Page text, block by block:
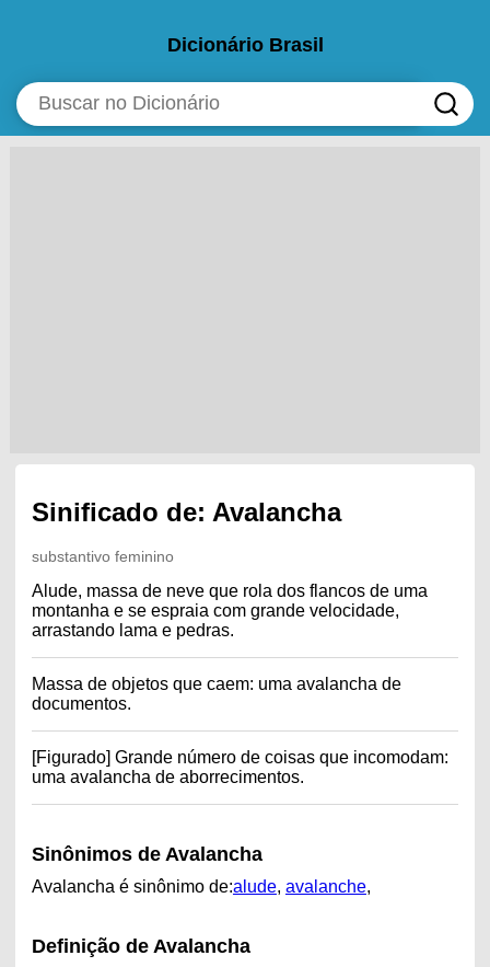
Dicionário Brasil
Sinificado de: Avalancha
substantivo feminino
Alude, massa de neve que rola dos flancos de uma
montanha e se espraia com grande velocidade,
arrastando lama e pedras.
Massa de objetos que caem: uma avalancha de
documentos.
[Figurado] Grande número de coisas que incomodam:
uma avalancha de aborrecimentos.
Sinônimos de Avalancha
Avalancha é sinônimo de:alude, avalanche,
Definição de Avalancha